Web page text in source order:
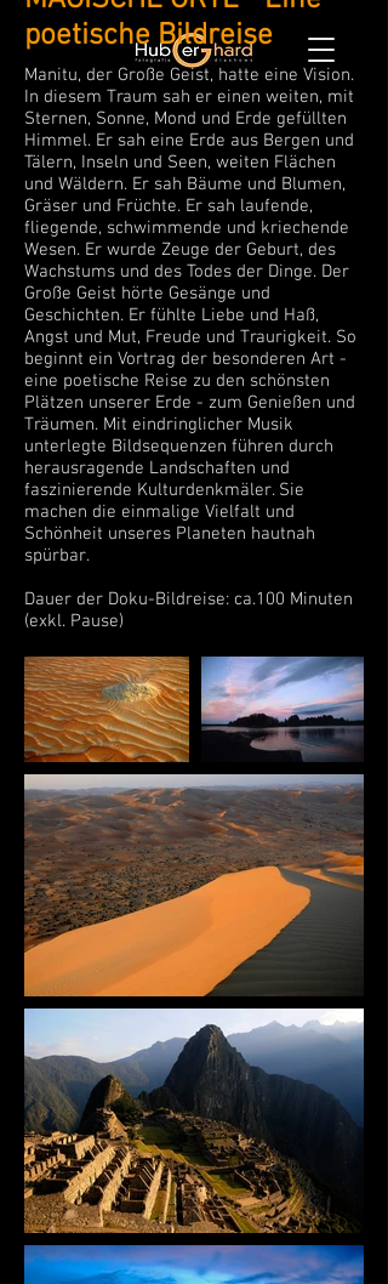
poetische Bildreise
Manitu, der Große Geist, hatte eine Vision.
In diesem Traum sah er einen weiten, mit
Sternen, Sonne, Mond und Erde gefüllten
Himmel. Er sah eine Erde aus Bergen und
Tälern, Inseln und Seen, weiten Flächen
und Wäldern. Er sah Bäume und Blumen,
Gräser und Früchte. Er sah laufende,
fliegende, schwimmende und kriechende
Wesen. Er wurde Zeuge der Geburt, des
Wachstums und des Todes der Dinge. Der
Große Geist hörte Gesänge und
Geschichten. Er fühlte Liebe und Haß,
Angst und Mut, Freude und Traurigkeit. So
beginnt ein Vortrag der besonderen Art -
eine poetische Reise zu den schönsten
Plätzen unserer Erde - zum Genießen und
Träumen. Mit eindringlicher Musik
unterlegte Bildsequenzen führen durch
herausragende Landschaften und
faszinierende Kulturdenkmäler. Sie
machen die einmalige Vielfalt und
Schönheit unseres Planeten hautnah
spürbar.
Dauer der Doku-Bildreise: ca.100 Minuten
(exkl. Pause)